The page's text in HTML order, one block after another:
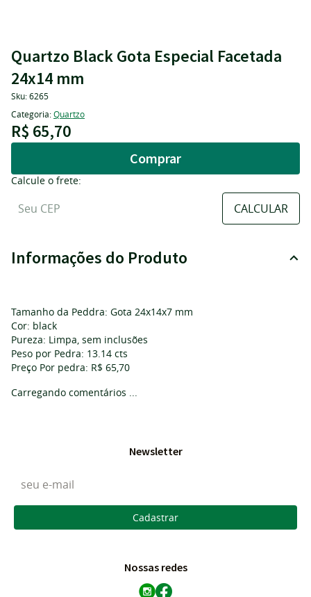
Quartzo Black Gota Especial Facetada
24x14 mm
Sku:6265
Categoria:Quartzo
R$ 65,70
Comprar
Calcule o frete:
Informações do Produto
Tamanho da Peddra: Gota 24x14x7 mm
Cor: black
Pureza: Limpa, sem inclusões
Peso por Pedra: 13.14 cts
Preço Por pedra: R$ 65,70
Carregando comentários ...
Newsletter
Cadastrar
Nossas redes